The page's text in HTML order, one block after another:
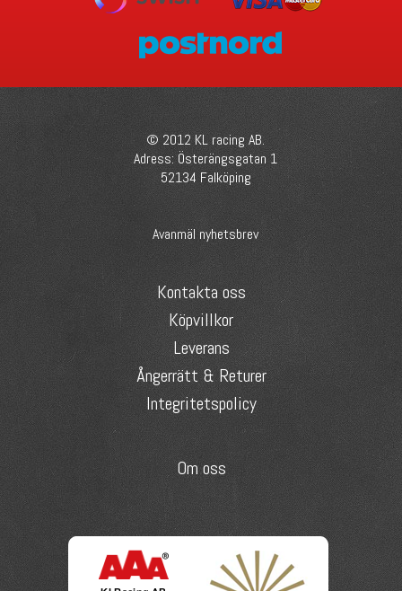
© 2012 KL racing AB.
Adress: Österängsgatan 1
52134 Falköping
Avanmäl nyhetsbrev
Kontakta oss
Köpvillkor
Leverans
Ångerrätt & Returer
Integritetspolicy
Om oss